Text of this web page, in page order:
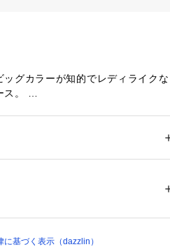
ッグカラーが知的でレディライクな
ス。
織りやすいです。
を出したレイヤード使いがおすすめ
シリーズはこちら＜＜
ステル100%[ブラック]上身頃:ポリエステ
％ 別布:ポリエステル81％ レーヨン19％ 下
（モール）
基づく表示（dazzlin）